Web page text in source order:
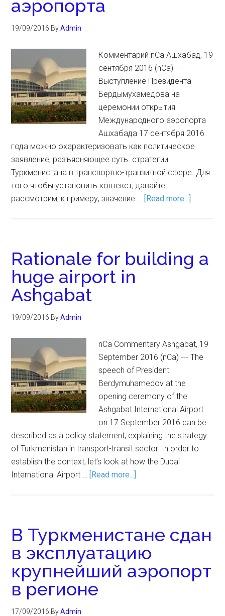
аэропорта
19/09/2016 ByAdmin
Комментарий nCa Ашхабад, 19
сентября 2016 (nCa) ---
Выступление Президента
Бердымухамедова на
церемонии открытия
Международного аэропорта
Ашхабада 17 сентября 2016
года можно охарактеризовать как политическое
заявление, разъясняющее суть стратегии
Туркменистана в транспортно-транзитной сфере. Для
того чтобы установить контекст, давайте
рассмотрим, к примеру, значение … [Read more...]
Rationale for building a
huge airport in
Ashgabat
19/09/2016 ByAdmin
nCa Commentary Ashgabat, 19
September 2016 (nCa) --- The
speech of President
Berdymuhamedov at the
opening ceremony of the
Ashgabat International Airport
on 17 September 2016 can be
described as a policy statement, explaining the strategy
of Turkmenistan in transport-transit sector. In order to
establish the context, let’s look at how the Dubai
International Airport … [Read more...]
В Туркменистане сдан
в эксплуатацию
крупнейший аэропорт
в регионе
17/09/2016 ByAdmin